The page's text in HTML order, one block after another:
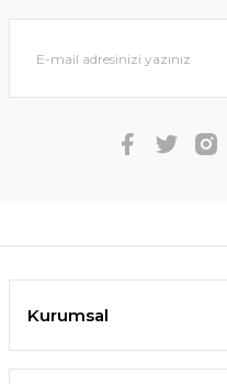
Kurumsal